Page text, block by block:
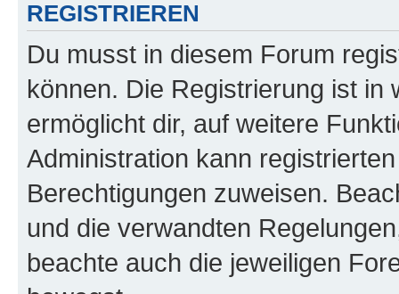
REGISTRIEREN
Du musst in diesem Forum
können. Die Registrierung ist in
ermöglicht dir, auf weitere
Administration kann
Berechtigungen zuweisen.
und die verwandten
beachte auch die jeweiligen